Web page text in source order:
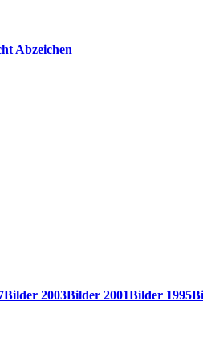
Abzeichen
Bilder 2003Bilder 2001Bilder 1995